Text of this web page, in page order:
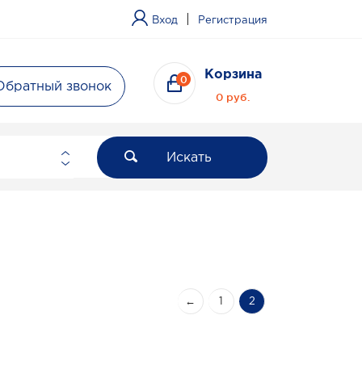
Вход Регистрация
звонок
0 Корзина
0 руб.
Искать
← 2